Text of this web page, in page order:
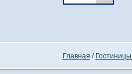
Главная /